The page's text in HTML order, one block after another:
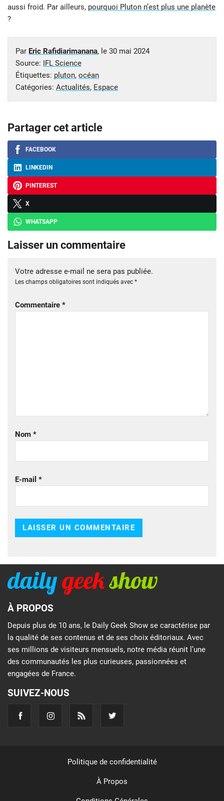
aussi froid. Par ailleurs, pourquoi Pluton n’est plus une planète
?
Par Eric Rafidiarimanana, le 30 mai 2024
Source: IFL Science
Étiquettes: pluton, océan
Catégories: Actualités, Espace
Partager cet article
FACEBOOK
LINKEDIN
PINTEREST
X
WHATSAPP
Laisser un commentaire
Votre adresse e-mail ne sera pas publiée.
Les champs obligatoires sont indiqués avec *
Commentaire *
Nom *
E-mail *
À PROPOS
Depuis plus de 10 ans, le Daily Geek Show se caractérise par
la qualité de ses contenus et de ses choix éditoriaux. Avec
ses millions de visiteurs mensuels, notre média réunit l’une
des communautés les plus curieuses, passionnées et
engagées de France.
SUIVEZ-NOUS
Politique de confidentialité
À Propos